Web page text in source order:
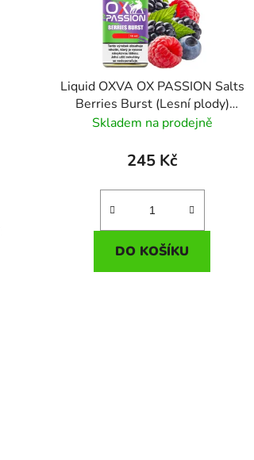
Liquid OXVA OX PASSION Salts
Berries Burst (Lesní plody)
10ml - 10mg
Skladem na prodejně
245 Kč
DO KOŠÍKU